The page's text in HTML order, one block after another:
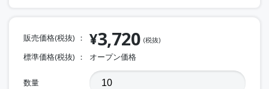
販売価格(税抜) ¥3,720 (税抜)
標準価格(税抜) オープン価格
数量